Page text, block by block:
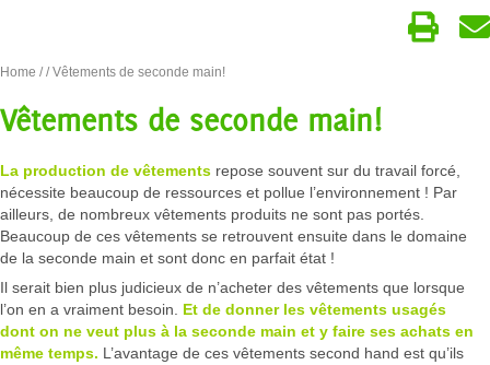
Home // Vêtements de seconde main!
Vêtements de seconde main!
La production de vêtements repose souvent sur du travail forcé,
nécessite beaucoup de ressources et pollue l’environnement ! Par
ailleurs, de nombreux vêtements produits ne sont pas portés.
Beaucoup de ces vêtements se retrouvent ensuite dans le domaine
de la seconde main et sont donc en parfait état !
Il serait bien plus judicieux de n’acheter des vêtements que lorsque
l’on en a vraiment besoin. Et de donner les vêtements usagés
dont on ne veut plus à la seconde main et y faire ses achats en
même temps. L’avantage de ces vêtements second hand est qu’ils